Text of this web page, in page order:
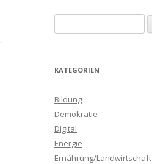
u
h
n
a
c
h
:
KATEGORIEN
Bildung
Demokratie
Digital
Energie
Ernährung/Landwirtschaft